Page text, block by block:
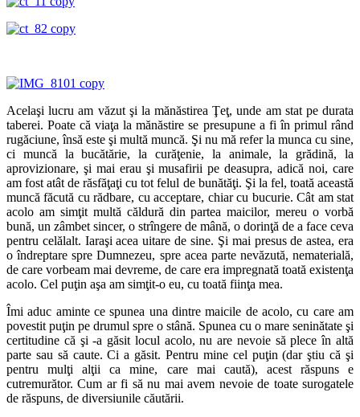
Acelaşi lucru am văzut şi la mănăstirea Ţeţ, unde am stat pe durata
taberei. Poate că viaţa la mănăstire se presupune a fi în primul rând
rugăciune, însă este şi multă muncă. Şi nu mă refer la munca cu sine,
ci muncă la bucătărie, la curăţenie, la animale, la grădină, la
aprovizionare, şi mai erau şi musafirii pe deasupra, adică noi, care
am fost atât de răsfăţaţi cu tot felul de bunătăţi. Şi la fel, toată această
muncă făcută cu rădbare, cu acceptare, chiar cu bucurie. Cât am stat
acolo am simţit multă căldură din partea maicilor, mereu o vorbă
bună, un zâmbet sincer, o strîngere de mână, o dorinţă de a face ceva
pentru celălalt. Iaraşi acea uitare de sine. Şi mai presus de astea, era
o îndreptare spre Dumnezeu, spre acea parte nevăzută, nematerială,
de care vorbeam mai devreme, de care era impregnată toată existenţa
acolo. Cel puţin aşa am simţit-o eu, cu toată fiinţa mea.
Îmi aduc aminte ce spunea una dintre maicile de acolo, cu care am
povestit puţin pe drumul spre o stână. Spunea cu o mare seninătate şi
certitudine că şi -a găsit locul acolo, nu are nevoie să plece în altă
parte sau să caute. Ci a găsit. Pentru mine cel puţin (dar ştiu că şi
pentru mulţi alţii ca mine, care mai caută), acest răspuns e
cutremurător. Cum ar fi să nu mai avem nevoie de toate surogatele
de răspuns, de diversiunile căutării.